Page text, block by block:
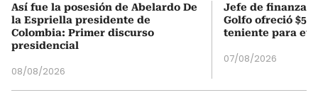
Así fue la posesión de Abelardo De
la Espriella presidente de
Colombia: Primer discurso
presidencial
08/08/2026
Jefe de finanzas
Golfo ofreció
teniente para
07/08/2026